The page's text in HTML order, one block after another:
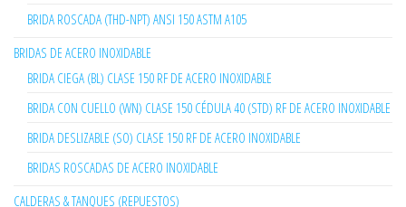
BRIDA ROSCADA (THD-NPT) ANSI 150 ASTM A105
BRIDAS DE ACERO INOXIDABLE
BRIDA CIEGA (BL) CLASE 150 RF DE ACERO INOXIDABLE
BRIDA CON CUELLO (WN) CLASE 150 CÉDULA 40 (STD) RF DE ACERO INOXIDABLE
BRIDA DESLIZABLE (SO) CLASE 150 RF DE ACERO INOXIDABLE
BRIDAS ROSCADAS DE ACERO INOXIDABLE
CALDERAS & TANQUES (REPUESTOS)